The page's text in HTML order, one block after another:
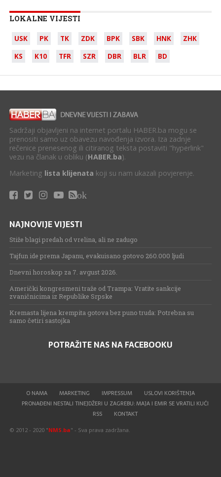
LOKALNE VIJESTI
USK PK TK ZDK BPK SBK HNK
ZHK
KS
K10 TFR SZR DBR BLR BD
Sadržaji objavljeni na internet portalu HABER.ba mogu se
prenositi samo uz obavezu navođenja izvora. Iza zadnje
rečenice prenesenog ili citiranog teksta postaviti "hyperlink"
vezu na članak u obliku (HABER.ba).
Marketing lista klijenata koji su nam ukazali povjerenje.
ok
NAJNOVIJE VIJESTI
Stiže blagi predah od vrelina, ali ne zadugo
Tajfun ide prema Japanu, evakuisano gotovo 260.000 ljudi
Dnevni horoskop za 7. avgust 2026.
Američki kongresmeni traže od Trampa: Vratite sankcije
zvaničnicima iz Republike Srpske
Kremasta lijena krempita gotova bez puno truda: Potrebna su
samo četiri sastojka
POTRAŽITE NAS NA FACEBOOKU
O NAMA MARKETING IMPRESSUM
USLOVI KORIŠTENJA
PRONAĐENI NESTALI TINEJDŽERI U ZAGREBU: MAJA I EMIR SE VRATILI KUĆI
RSS
KONTAKT
© 2012 - 2020 "NMS.ba" - Sva prava zadržana.